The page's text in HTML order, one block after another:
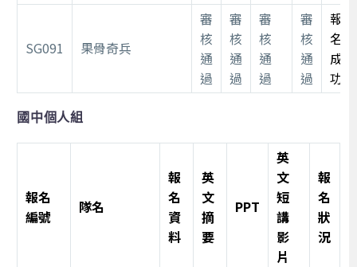
SG091 果骨奇兵
審
核
通
過
審
核
通
過
審
核
通
過
審
核
通
過
報
名
成
功
國中個人組
報名
編號
隊名
報
名
資
料
英
文
摘
要
PPT
英
文
短
講
影
片
報
名
狀
況